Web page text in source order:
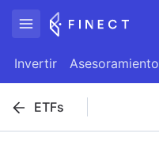
Invertir Asesoramiento
ETFs